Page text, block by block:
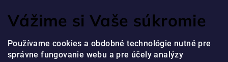
Vážime si Vaše súkromie
Používame cookies a obdobné technológie nutné pre
správne fungovanie webu a pre účely analýzy